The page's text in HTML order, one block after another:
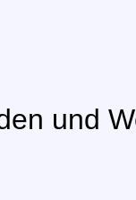
und